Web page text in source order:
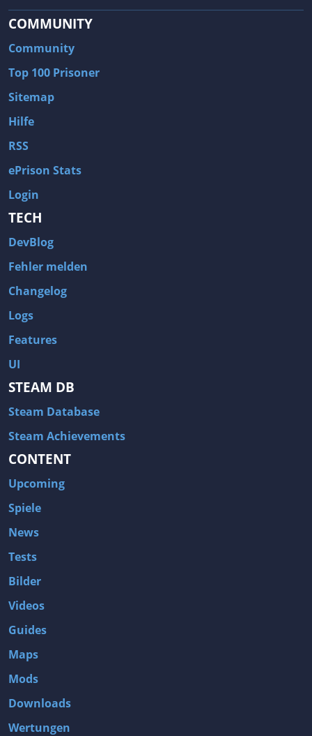
COMMUNITY
Community
Top 100 Prisoner
Sitemap
Hilfe
RSS
ePrison Stats
Login
TECH
DevBlog
Fehler melden
Changelog
Logs
Features
UI
STEAM DB
Steam Database
Steam Achievements
CONTENT
Upcoming
Spiele
News
Tests
Bilder
Videos
Guides
Maps
Mods
Downloads
Wertungen